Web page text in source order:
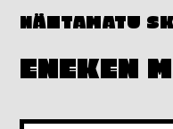
NÄHTAMATU
ENEKEN